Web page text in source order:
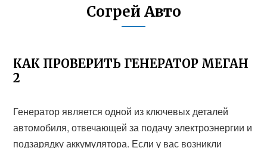
Согрей Авто
КАК ПРОВЕРИТЬ ГЕНЕРАТОР МЕГАН
2
Генератор является одной из ключевых деталей
автомобиля, отвечающей за подачу электроэнергии и
подзарядку аккумулятора. Если у вас возникли